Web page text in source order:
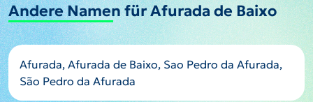
Andere Namen für Afurada de Baixo
Afurada, Afurada de Baixo, Sao Pedro da Afurada,
São Pedro da Afurada